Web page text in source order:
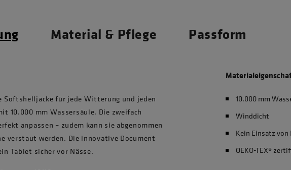
Material & Pflege Passform
Softshelljacke für jede Witterung und jeden
10.000 mm Wassersäule. Die zweifach
anpassen – zudem kann sie abgenommen
verstaut werden. Die innovative Document
Tablet sicher vor Nässe.
10.000 mm
Winddicht
Kein Einsatz von
OEKO-TEX®